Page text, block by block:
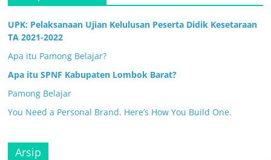
UPK: Pelaksanaan Ujian Kelulusan Peserta Didik Kesetaraan
TA 2021-2022
Apa itu Pamong Belajar?
Apa itu SPNF Kabupaten Lombok Barat?
Pamong Belajar
You Need a Personal Brand. Here’s How You Build One.
Arsip